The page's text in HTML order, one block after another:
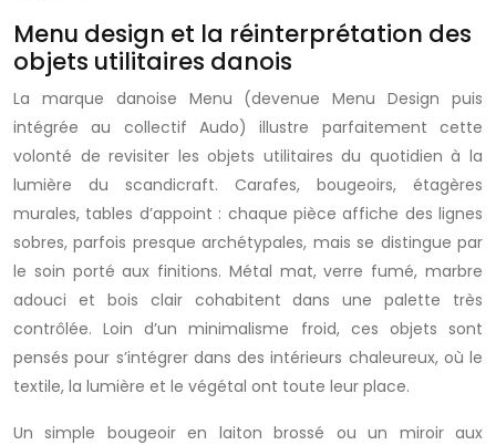
Menu design et la réinterprétation des
objets utilitaires danois
La marque danoise Menu (devenue Menu Design puis
intégrée au collectif Audo) illustre parfaitement cette
volonté de revisiter les objets utilitaires du quotidien à la
lumière du scandicraft. Carafes, bougeoirs, étagères
murales, tables d’appoint : chaque pièce affiche des lignes
sobres, parfois presque archétypales, mais se distingue par
le soin porté aux finitions. Métal mat, verre fumé, marbre
adouci et bois clair cohabitent dans une palette très
contrôlée. Loin d’un minimalisme froid, ces objets sont
pensés pour s’intégrer dans des intérieurs chaleureux, où le
textile, la lumière et le végétal ont toute leur place.
Un simple bougeoir en laiton brossé ou un miroir aux